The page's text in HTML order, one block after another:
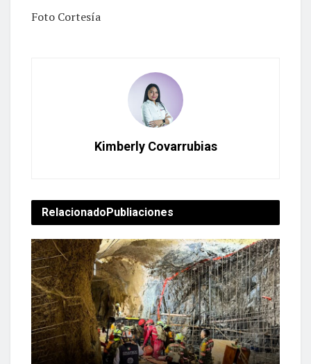
Foto Cortesía
Kimberly Covarrubias
RelacionadoPubliaciones